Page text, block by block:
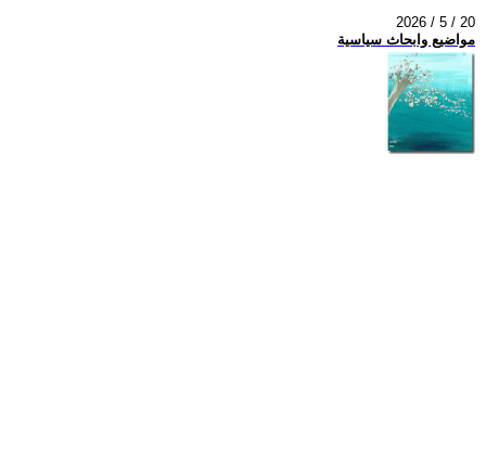
2026 / 5 / 20
مواضيع وابحاث سياسية